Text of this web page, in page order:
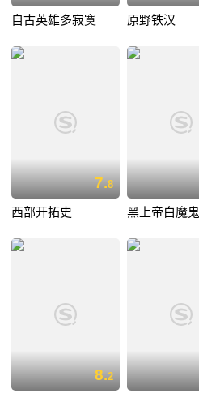
自古英雄多寂寞 原野铁汉
7.8
西部开拓史 黑上帝白魔鬼
8.2